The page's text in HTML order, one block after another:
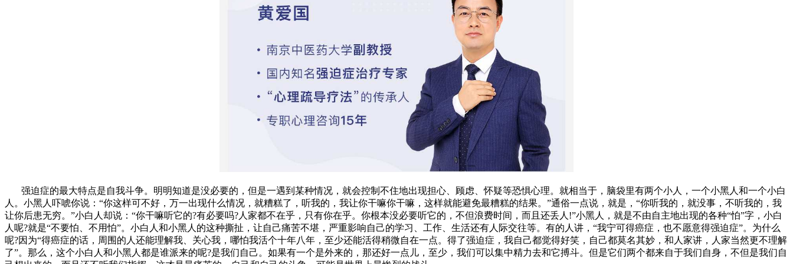
强迫症的最大特点是自我斗争。明明知道是没必要的，但是一遇到某种情况，就会控制不住地出现担心、顾虑、怀疑等恐惧心理。就相当于，脑袋里有两个小人，一个小黑人和一个小白
人。小黑人吓唬你说：“你这样可不好，万一出现什么情况，就糟糕了，听我的，我让你干嘛你干嘛，这样就能避免最糟糕的结果。”通俗一点说，就是，“你听我的，就没事，不听我的，我
让你后患无穷。”小白人却说：“你干嘛听它的?有必要吗?人家都不在乎，只有你在乎。你根本没必要听它的，不但浪费时间，而且还丢人!”小黑人，就是不由自主地出现的各种“怕”字，小白
人呢?就是“不要怕、不用怕”。小白人和小黑人的这种撕扯，让自己痛苦不堪，严重影响自己的学习、工作、生活还有人际交往等。有的人讲，“我宁可得癌症，也不愿意得强迫症”。为什么
呢?因为“得癌症的话，周围的人还能理解我、关心我，哪怕我活个十年八年，至少还能活得稍微自在一点。得了强迫症，我自己都觉得好笑，自己都莫名其妙，和人家讲，人家当然更不理解
了”。那么，这个小白人和小黑人都是谁派来的呢?是我们自己。如果有一个是外来的，那还好一点儿，至少，我们可以集中精力去和它搏斗。但是它们两个都来自于我们自身，不但是我们自